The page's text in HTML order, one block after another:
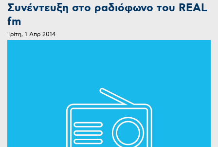
Συνέντευξη στο ραδιόφωνο του REAL
fm
Τρίτη, 1 Απρ 2014